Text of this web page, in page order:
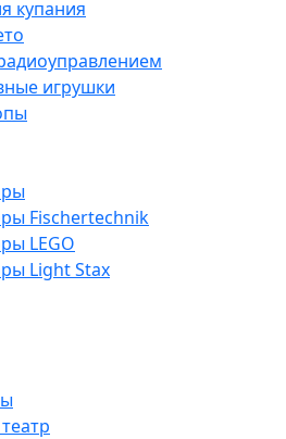
купания
игрушки
Fisсhertechnik
LEGO
Light Stax